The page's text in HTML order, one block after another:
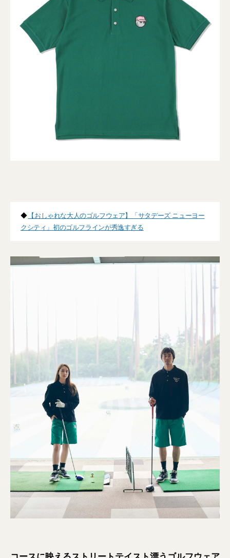
◆ 【おしゃれな大人のゴルフウェア】「サタデーズ ニューヨー
クシティ」初のゴルフラインが秀逸すぎる